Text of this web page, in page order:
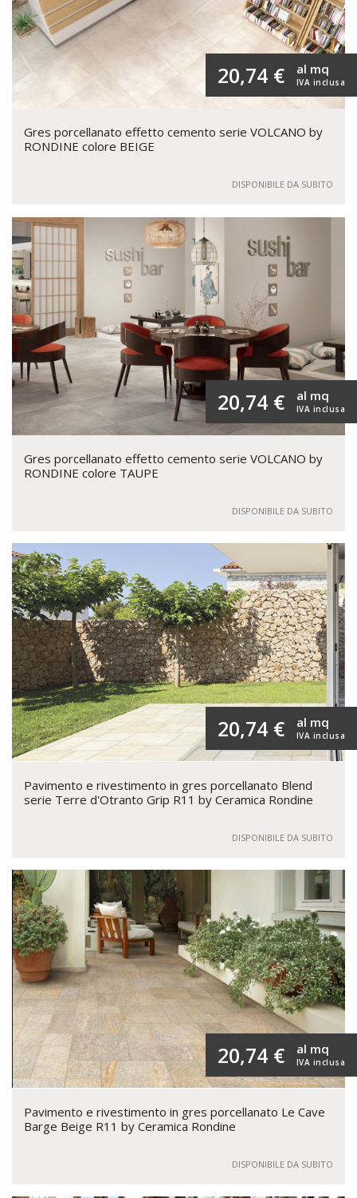
20,74 € IVA inclusa
al mq
Gres porcellanato effetto cemento serie VOLCANO by
RONDINE colore BEIGE
DISPONIBILE DA SUBITO
20,74 € IVA inclusa
al mq
Gres porcellanato effetto cemento serie VOLCANO by
RONDINE colore TAUPE
DISPONIBILE DA SUBITO
20,74 € IVA inclusa
al mq
Pavimento e rivestimento in gres porcellanato Blend
serie Terre d'Otranto Grip R11 by Ceramica Rondine
DISPONIBILE DA SUBITO
20,74 € IVA inclusa
al mq
Pavimento e rivestimento in gres porcellanato Le Cave
Barge Beige R11 by Ceramica Rondine
DISPONIBILE DA SUBITO